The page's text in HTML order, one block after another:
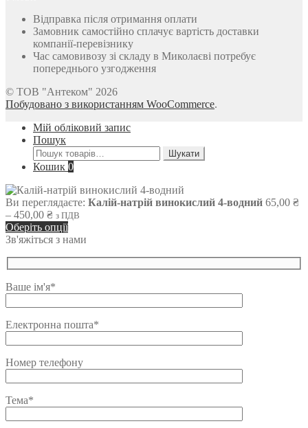
Відправка після отримання оплати
Замовник самостійно сплачує вартість доставки
компанії-перевізнику
Час самовивозу зі складу в Миколаєві потребує
попереднього узгодження
© ТОВ "Антеком" 2026
Побудовано з використанням WooCommerce.
Мій обліковий запис
Пошук
Шукати:
Шукати
Кошик 0
Ви переглядаєте: Калій-натрій винокислий 4-водний 65,00 ₴
– 450,00 ₴Діапазон
цін:
від
з ПДВ
Оберіть опції
Зв'яжіться з нами
Ваше ім'я*
Електронна пошта*
Номер телефону
Тема*